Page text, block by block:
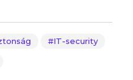
IT-security